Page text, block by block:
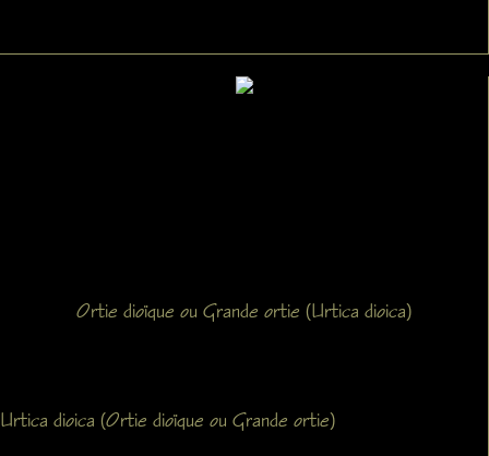
Ortie dioïque ou Grande ortie (Urtica dioica)
Urtica dioica (Ortie dioïque ou Grande ortie)